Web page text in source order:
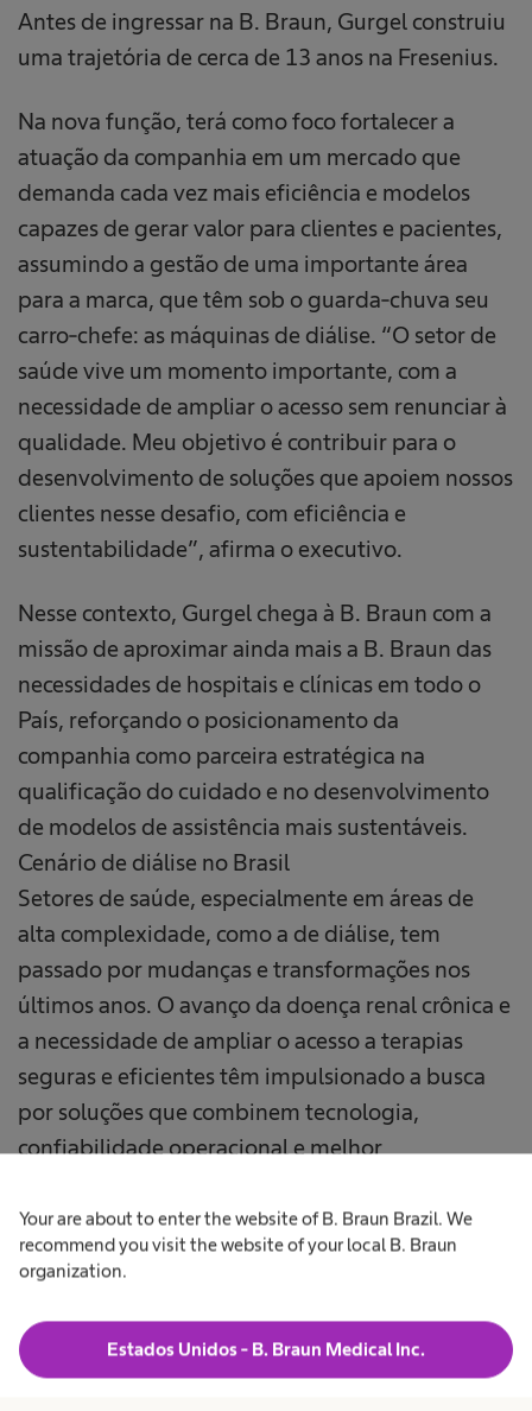
Your are about to enter the website of B. Braun Brazil. We
recommend you visit the website of your local B. Braun
organization.
Estados Unidos - B. Braun Medical Inc.
Antes de ingressar na B. Braun, Gurgel construiu
uma trajetória de cerca de 13 anos na Fresenius.
Na nova função, terá como foco fortalecer a
atuação da companhia em um mercado que
demanda cada vez mais eficiência e modelos
capazes de gerar valor para clientes e pacientes,
assumindo a gestão de uma importante área
para a marca, que têm sob o guarda-chuva seu
carro-chefe: as máquinas de diálise. “O setor de
saúde vive um momento importante, com a
necessidade de ampliar o acesso sem renunciar à
qualidade. Meu objetivo é contribuir para o
desenvolvimento de soluções que apoiem nossos
clientes nesse desafio, com eficiência e
sustentabilidade”, afirma o executivo.
Nesse contexto, Gurgel chega à B. Braun com a
missão de aproximar ainda mais a B. Braun das
necessidades de hospitais e clínicas em todo o
País, reforçando o posicionamento da
companhia como parceira estratégica na
qualificação do cuidado e no desenvolvimento
de modelos de assistência mais sustentáveis.
Cenário de diálise no Brasil
Setores de saúde, especialmente em áreas de
alta complexidade, como a de diálise, tem
passado por mudanças e transformações nos
últimos anos. O avanço da doença renal crônica e
a necessidade de ampliar o acesso a terapias
seguras e eficientes têm impulsionado a busca
por soluções que combinem tecnologia,
confiabilidade operacional e melhor
De acordo com o Censo Brasileiro de Diálise
2024, conduzido pela Sociedade Brasileira de
Nefrologia e publicado no Brazilian Journal of
Nephrology, o Brasil tinha uma estimativa de